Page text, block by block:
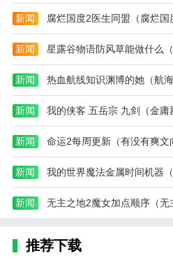
的使用模式所创造的顶级品质
2.各种好东西可以让所有用户
模式的简单享受，享受到更自
快感；
3.购物轻松，让每一个用户都
体验，更自由地感受舒适诱人
4.众成优品新的购物服务可以
趣，更容易感受到购物模式的
新闻
新闻
新闻 热血航线知识渊博的她（航
新闻
新闻 命运2每周更新（有没有爽文
新闻
新闻 无主之地2魔女加点顺序（无
推荐下载